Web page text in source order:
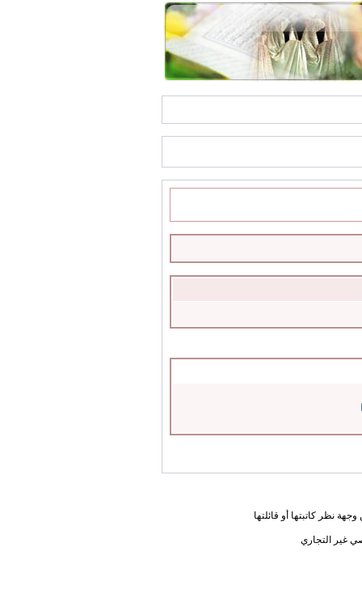
نظر كاتبتها أو قائلتها
غير التجاري